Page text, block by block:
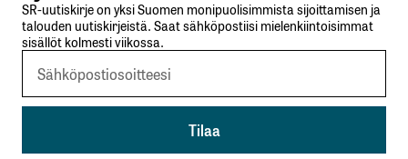
SR-uutiskirje on yksi Suomen monipuolisimmista sijoittamisen ja
talouden uutiskirjeistä. Saat sähköpostiisi mielenkiintoisimmat
sisällöt kolmesti viikossa.